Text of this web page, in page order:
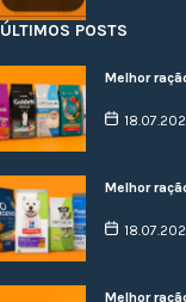
ÚLTIMOS POSTS
Melhor
Melhor
Melhor